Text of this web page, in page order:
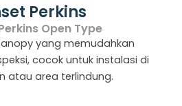
Perkins
Open Type
yang memudahkan
cocok untuk instalasi di
atau area terlindung.